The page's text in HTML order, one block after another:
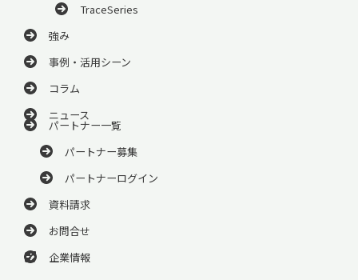
TraceSeries
強み
事例・活用シーン
コラム
ニュース
パートナー一覧
パートナー募集
パートナーログイン
資料請求
お問合せ
企業情報